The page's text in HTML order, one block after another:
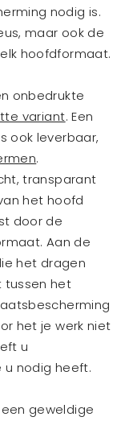
nodig is.
maar ook de
hoofdformaat.
onbedrukte
variant. Een
ook leverbaar,
.
transparant
het hoofd
door de
Aan de
het dragen
tussen het
het je werk niet
u
u nodig heeft.
geweldige